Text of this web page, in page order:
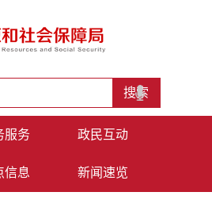
服务 政民互动
信息 新闻速览